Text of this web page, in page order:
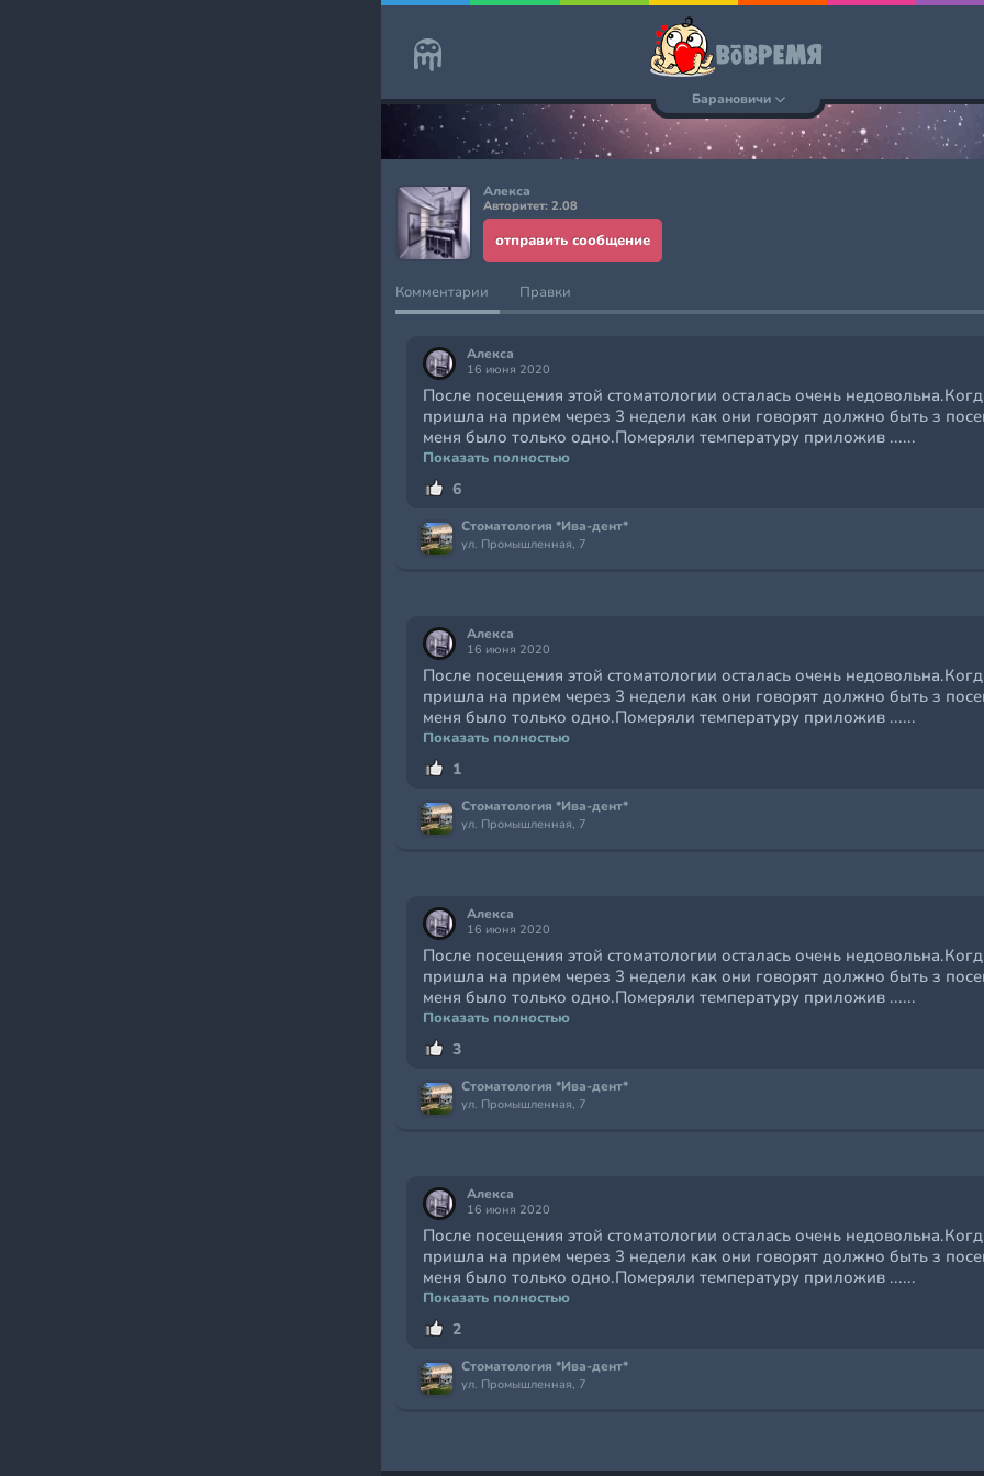
Барановичи
Алекса
Авторитет: 2.08
отправить сообщение
Комментарии Правки
Алекса
16 июня 2020
После посещения этой стоматологии осталась очень
пришла на прием через 3 недели как они говорят должно быть з
меня было только одно.Померяли температуру приложив ......
Показать полностью
6
Стоматология *Ива-дент*
ул. Промышленная, 7
Алекса
16 июня 2020
После посещения этой стоматологии осталась очень
пришла на прием через 3 недели как они говорят должно быть з
меня было только одно.Померяли температуру приложив ......
Показать полностью
1
Стоматология *Ива-дент*
ул. Промышленная, 7
Алекса
16 июня 2020
После посещения этой стоматологии осталась очень
пришла на прием через 3 недели как они говорят должно быть з
меня было только одно.Померяли температуру приложив ......
Показать полностью
3
Стоматология *Ива-дент*
ул. Промышленная, 7
Алекса
16 июня 2020
После посещения этой стоматологии осталась очень
пришла на прием через 3 недели как они говорят должно быть з
меня было только одно.Померяли температуру приложив ......
Показать полностью
2
Стоматология *Ива-дент*
ул. Промышленная, 7